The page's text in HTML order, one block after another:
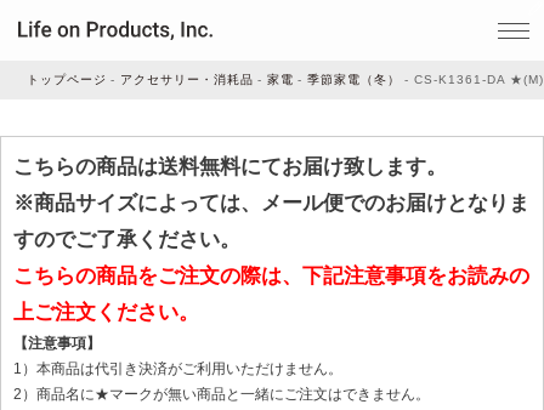
家事・生活雑貨
ルームフレグランス
ビューティー
トップページ アクセサリー・消耗品 家電 季節家電（冬） CS-K1361-DA ★(M)
こちらの商品は送料無料にてお届け致します。
※商品サイズによっては、メール便でのお届けとなりま
すのでご了承ください。
こちらの商品をご注文の際は、下記注意事項をお読みの
上ご注文ください。
【注意事項】
1）本商品は代引き決済がご利用いただけません。
2）商品名に★マークが無い商品と一緒にご注文はできません。